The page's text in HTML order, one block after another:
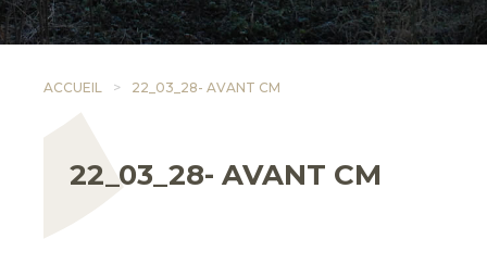
ACCUEIL 22_03_28- AVANT CM
22_03_28- AVANT CM